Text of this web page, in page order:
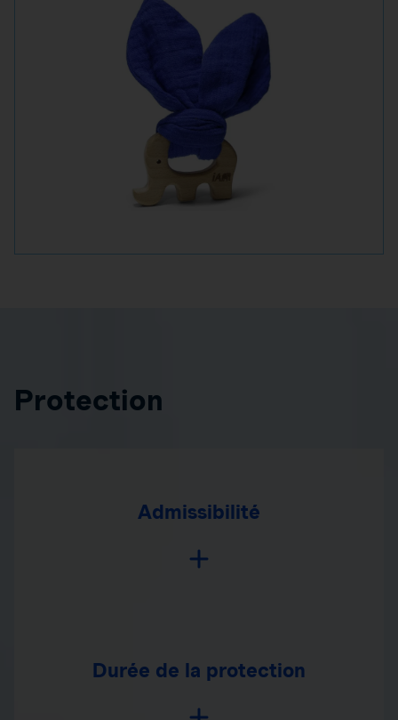
Protection
Admissibilité
Durée de la protection